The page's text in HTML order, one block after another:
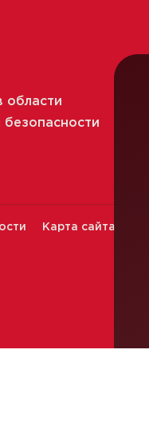
области
безопасности
Карта сайта